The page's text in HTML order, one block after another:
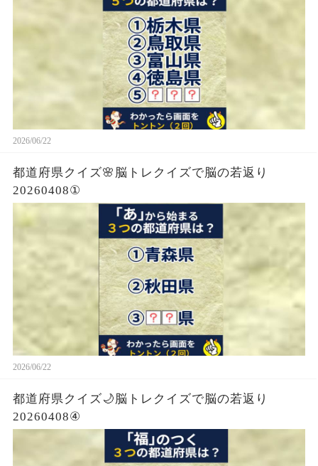
2026/06/22
都道府県クイズ🌸脳トレクイズで脳の若返り
20260408①
2026/06/22
都道府県クイズ🌙脳トレクイズで脳の若返り
20260408④